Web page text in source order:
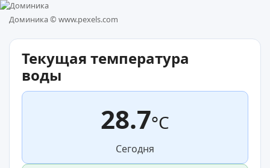
Доминика © www.pexels.com
Текущая температура
воды
28.7°C
Сегодня